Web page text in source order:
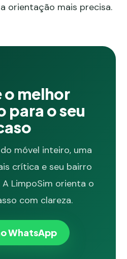
orientação mais precisa.
o melhor
para o seu
móvel inteiro, uma
crítica e seu bairro
LimpoSim orienta o
com clareza.
WhatsApp